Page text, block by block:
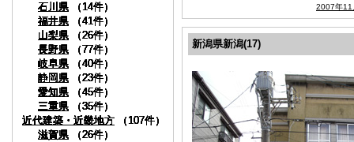
石川県 （14件）
福井県 （41件）
山梨県 （26件）
長野県 （77件）
岐阜県 （40件）
静岡県 （23件）
愛知県 （45件）
三重県 （35件）
近代建築・近畿地方 （107件）
滋賀県 （26件）
石川県 （14件）
福井県 （41件）
山梨県 （26件）
長野県 （77件）
岐阜県 （40件）
静岡県 （23件）
愛知県 （45件）
三重県 （35件）
近代建築・近畿地方 （107件）
滋賀県 （26件）
2007年11
石川県 （14件）
福井県 （41件）
山梨県 （26件）
長野県 （77件）
岐阜県 （40件）
静岡県 （23件）
愛知県 （45件）
三重県 （35件）
近代建築・近畿地方 （107件）
滋賀県 （26件）
新潟県新潟(17)
石川県 （14件）
福井県 （41件）
山梨県 （26件）
長野県 （77件）
岐阜県 （40件）
静岡県 （23件）
愛知県 （45件）
三重県 （35件）
近代建築・近畿地方 （107件）
滋賀県 （26件）
石川県 （14件）
福井県 （41件）
山梨県 （26件）
長野県 （77件）
岐阜県 （40件）
静岡県 （23件）
愛知県 （45件）
三重県 （35件）
近代建築・近畿地方 （107件）
滋賀県 （26件）
石川県 （14件）
福井県 （41件）
山梨県 （26件）
長野県 （77件）
岐阜県 （40件）
静岡県 （23件）
愛知県 （45件）
三重県 （35件）
近代建築・近畿地方 （107件）
滋賀県 （26件）
石川県 （14件）
福井県 （41件）
山梨県 （26件）
長野県 （77件）
岐阜県 （40件）
静岡県 （23件）
愛知県 （45件）
三重県 （35件）
近代建築・近畿地方 （107件）
滋賀県 （26件）
石川県 （14件）
福井県 （41件）
山梨県 （26件）
長野県 （77件）
岐阜県 （40件）
静岡県 （23件）
愛知県 （45件）
三重県 （35件）
近代建築・近畿地方 （107件）
滋賀県 （26件）
石川県 （14件）
福井県 （41件）
山梨県 （26件）
長野県 （77件）
岐阜県 （40件）
静岡県 （23件）
愛知県 （45件）
三重県 （35件）
近代建築・近畿地方 （107件）
滋賀県 （26件）
石川県 （14件）
福井県 （41件）
山梨県 （26件）
長野県 （77件）
岐阜県 （40件）
静岡県 （23件）
愛知県 （45件）
三重県 （35件）
近代建築・近畿地方 （107件）
滋賀県 （26件）